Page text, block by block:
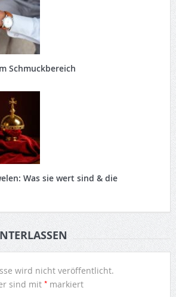
Schmuckbereich
Was sie wert sind & die
wird nicht veröffentlicht.
sind mit *markiert